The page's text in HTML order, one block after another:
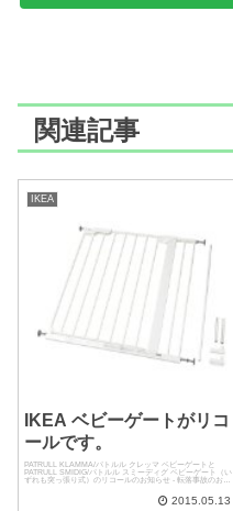
関連記事
IKEA
IKEA ベビーゲートがリコ
ールです。
PATRULL KLÄMMA/パトルル クレッマ ベビーゲートと
PATRULL SMIDIG/パトルル スミーディグ ベビーゲート（い
ずれも突っ張り式）のリコールのお知らせ - 転落事故のおそ
2015.05.13